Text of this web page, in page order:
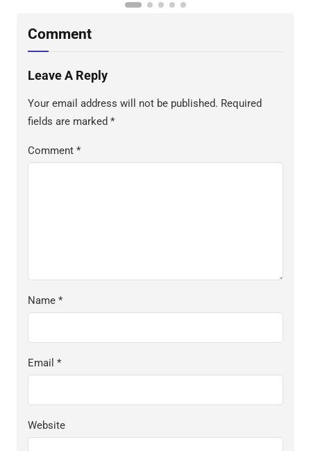
Comment
Leave A Reply
Your email address will not be published. Required
fields are marked *
Comment *
Name *
Email *
Website